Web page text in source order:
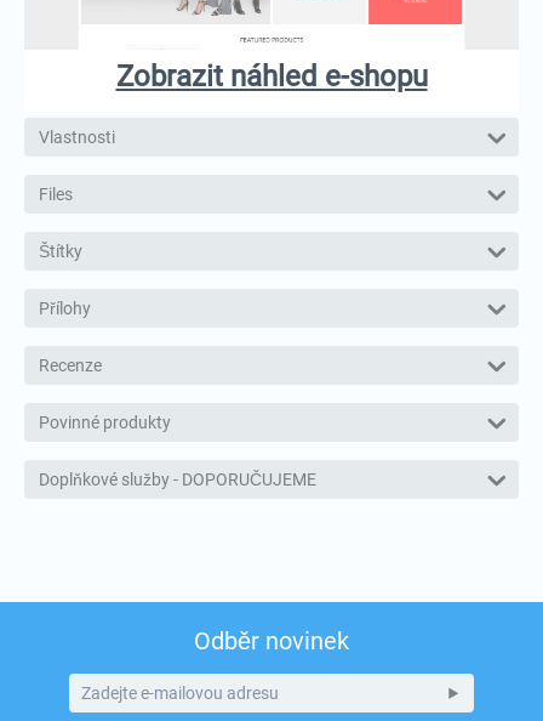
Zobrazit náhled e-shopu
Vlastnosti
Files
Štítky
Přílohy
Recenze
Povinné produkty
Doplňkové služby - DOPORUČUJEME
Odběr novinek